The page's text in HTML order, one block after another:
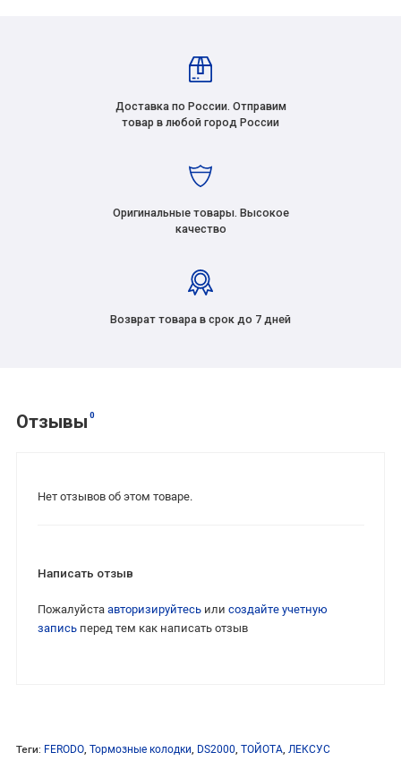
Доставка по России. Отправим
товар в любой город России
Оригинальные товары. Высокое
качество
Возврат товара в срок до 7 дней
Отзывы 0
Нет отзывов об этом товаре.
Написать отзыв
Пожалуйста авторизируйтесьили создайте учетную
записьперед тем как написать отзыв
Теги: FERODO, Тормозные колодки, DS2000, ТОЙОТА, ЛЕКСУС